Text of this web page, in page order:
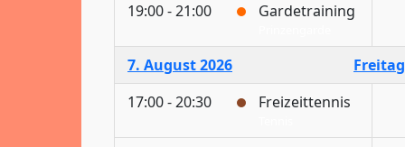
19:00 - 21:00 Gardetraining
7. August 2026
Freitag
17:00 - 20:30
Freizeittennis